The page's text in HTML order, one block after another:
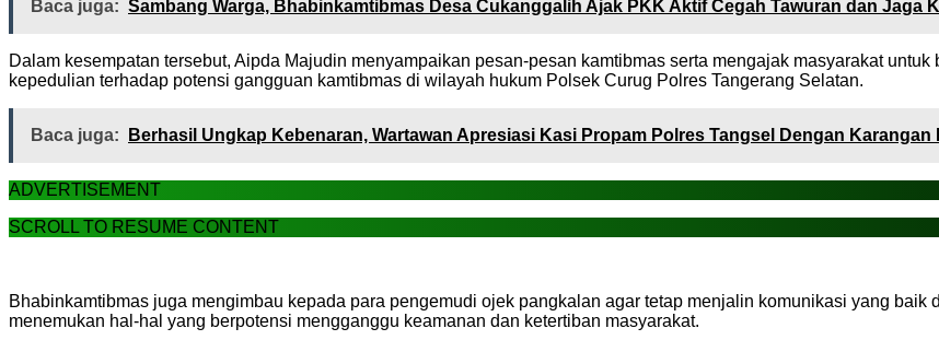
Baca juga: Sambang Warga, Bhabinkamtibmas Desa Cukanggalih Ajak PKK Aktif Cegah Tawuran dan Jaga
Dalam kesempatan tersebut, Aipda Majudin menyampaikan pesan-pesan kamtibmas serta mengajak masyarakat
kepedulian terhadap potensi gangguan kamtibmas di wilayah hukum Polsek Curug Polres Tangerang Selatan.
Baca juga: Berhasil Ungkap Kebenaran, Wartawan Apresiasi Kasi Propam Polres Tangsel Dengan Karangan
ADVERTISEMENT
SCROLL TO RESUME CONTENT
Bhabinkamtibmas juga mengimbau kepada para pengemudi ojek pangkalan agar tetap menjalin komunikasi yang
menemukan hal-hal yang berpotensi mengganggu keamanan dan ketertiban masyarakat.